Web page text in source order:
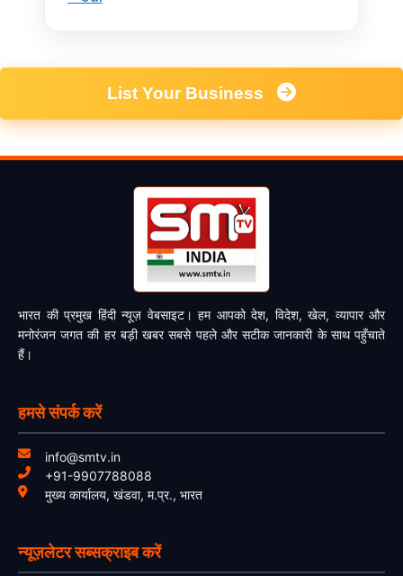
List Your Business
भारत की प्रमुख हिंदी न्यूज़ वेबसाइट। हम आपको देश, विदेश, खेल, व्यापार और
मनोरंजन जगत की हर बड़ी खबर सबसे पहले और सटीक जानकारी के साथ पहुँचाते
हैं।
हमसे संपर्क करें
info@smtv.in
+91-9907788088
मुख्य कार्यालय, खंडवा, म.प्र., भारत
न्यूज़लेटर सब्सक्राइब करें